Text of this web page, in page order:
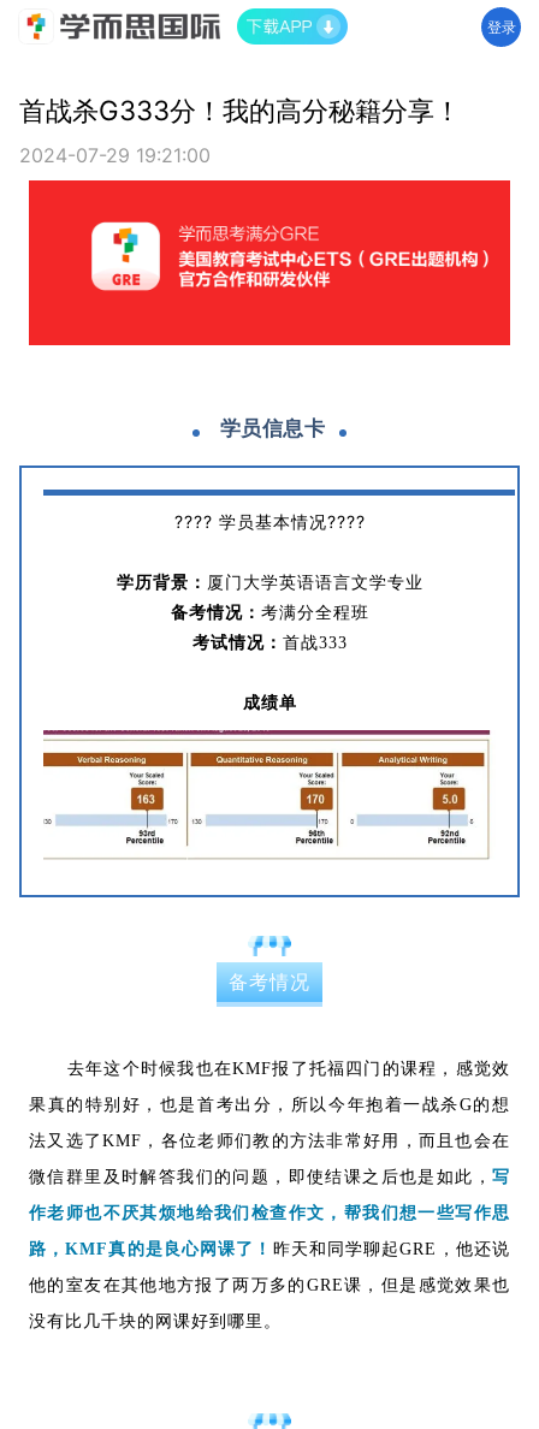
登录
首战杀G333分！我的高分秘籍分享！
2024-07-29 19:21:00
学员信息卡
???? 学员基本情况????
学历背景： 厦门大学英语语言文学专业
备考情况： 考满分全程班
考试情况： 首战333
成绩单
备考情况
去年这个时候我也在KMF报了托福四门的课程，感觉效
果真的特别好，也是首考出分，所以今年抱着一战杀G的想
法又选了KMF，各位老师们教的方法非常好用，而且也会在
微信群里及时解答我们的问题，即使结课之后也是如此， 写
作老师也不厌其烦地给我们检查作文，帮我们想一些写作思
路，KMF真的是良心网课了！ 昨天和同学聊起GRE，他还说
他的室友在其他地方报了两万多的GRE课，但是感觉效果也
没有比几千块的网课好到哪里。